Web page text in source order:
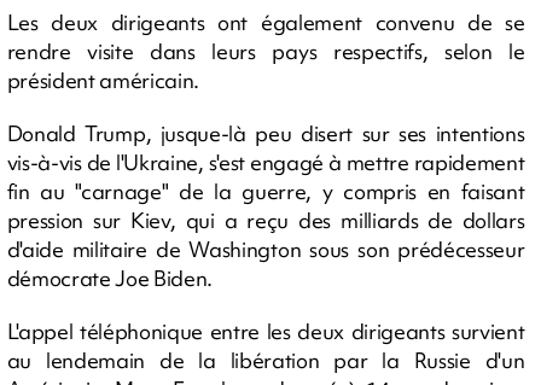
Les deux dirigeants ont également convenu de se
rendre visite dans leurs pays respectifs, selon le
président américain.
Donald Trump, jusque-là peu disert sur ses intentions
vis-à-vis de l'Ukraine, s'est engagé à mettre rapidement
fin au "carnage" de la guerre, y compris en faisant
pression sur Kiev, qui a reçu des milliards de dollars
d'aide militaire de Washington sous son prédécesseur
démocrate Joe Biden.
L'appel téléphonique entre les deux dirigeants survient
au lendemain de la libération par la Russie d'un